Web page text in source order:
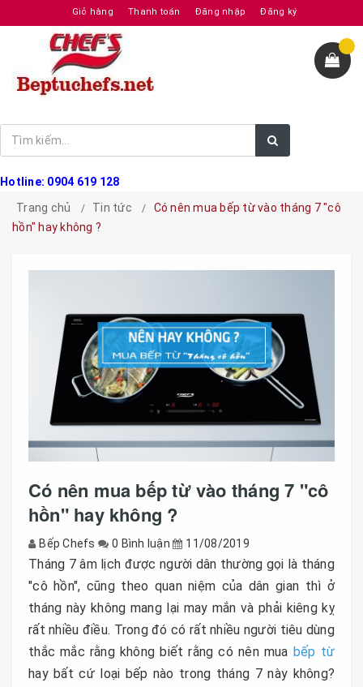
Giỏ hàng Thanh toán Đăng nhập Đăng ký
Hotline: 0904 619 128
Trang chủ
Tin tức
Có nên mua bếp từ vào tháng 7 "cô
hồn" hay không ?
Có nên mua bếp từ vào tháng 7 "cô
hồn" hay không ?
Bếp Chefs 0 Bình luận 11/08/2019
Tháng 7 âm lịch được người dân thường gọi là tháng
"cô hồn", cũng theo quan niệm của dân gian thì ở
tháng này không mang lại may mắn và phải kiêng kỵ
rất nhiều điều. Trong đó có rất nhiều người tiêu dùng
thắc mắc rằng không biết rằng có nên mua bếp từ
hay bất cứ loại bếp nào trong tháng 7 này không?